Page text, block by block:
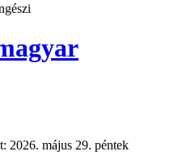
2026. május 29. péntek